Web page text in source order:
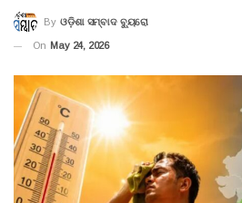
By ଓଡ଼ିଶା ସମ୍ବାଦ ବ୍ୟୁରୋ
On May 24, 2026